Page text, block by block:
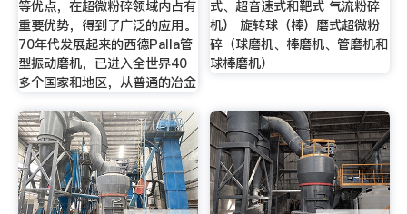
等优点，在超微粉碎领域内占有
重要优势，得到了广泛的应用。
70年代发展起来的西德Palla管
型振动磨机，已进入全世界40
多个国家和地区，从普通的冶金
式、超音速式和靶式 气流粉碎
机） 旋转球（棒）磨式超微粉
碎（球磨机、棒磨机、管磨机和
球棒磨机）